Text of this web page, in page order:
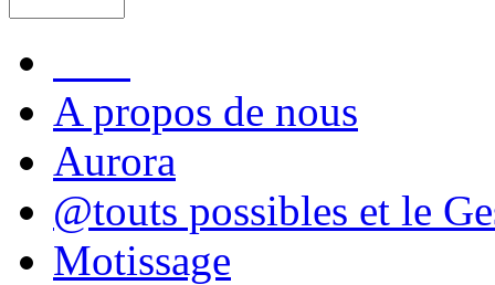
A propos de nous
Aurora
@touts possibles et le
Motissage